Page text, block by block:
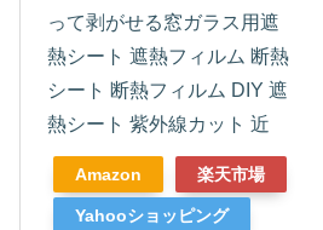
って剥がせる窓ガラス用遮
熱シート 遮熱フィルム 断熱
シート 断熱フィルム DIY 遮
熱シート 紫外線カット 近
Amazon 楽天市場
Yahooショッピング